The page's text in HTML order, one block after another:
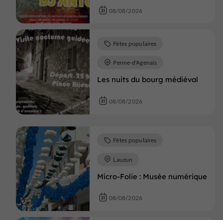
08/08/2026
Les nuits du bourg médiéval
Fêtes populaires
Penne-d'Agenais
08/08/2026
Micro-Folie : Musée numérique
Fêtes populaires
Lauzun
08/08/2026